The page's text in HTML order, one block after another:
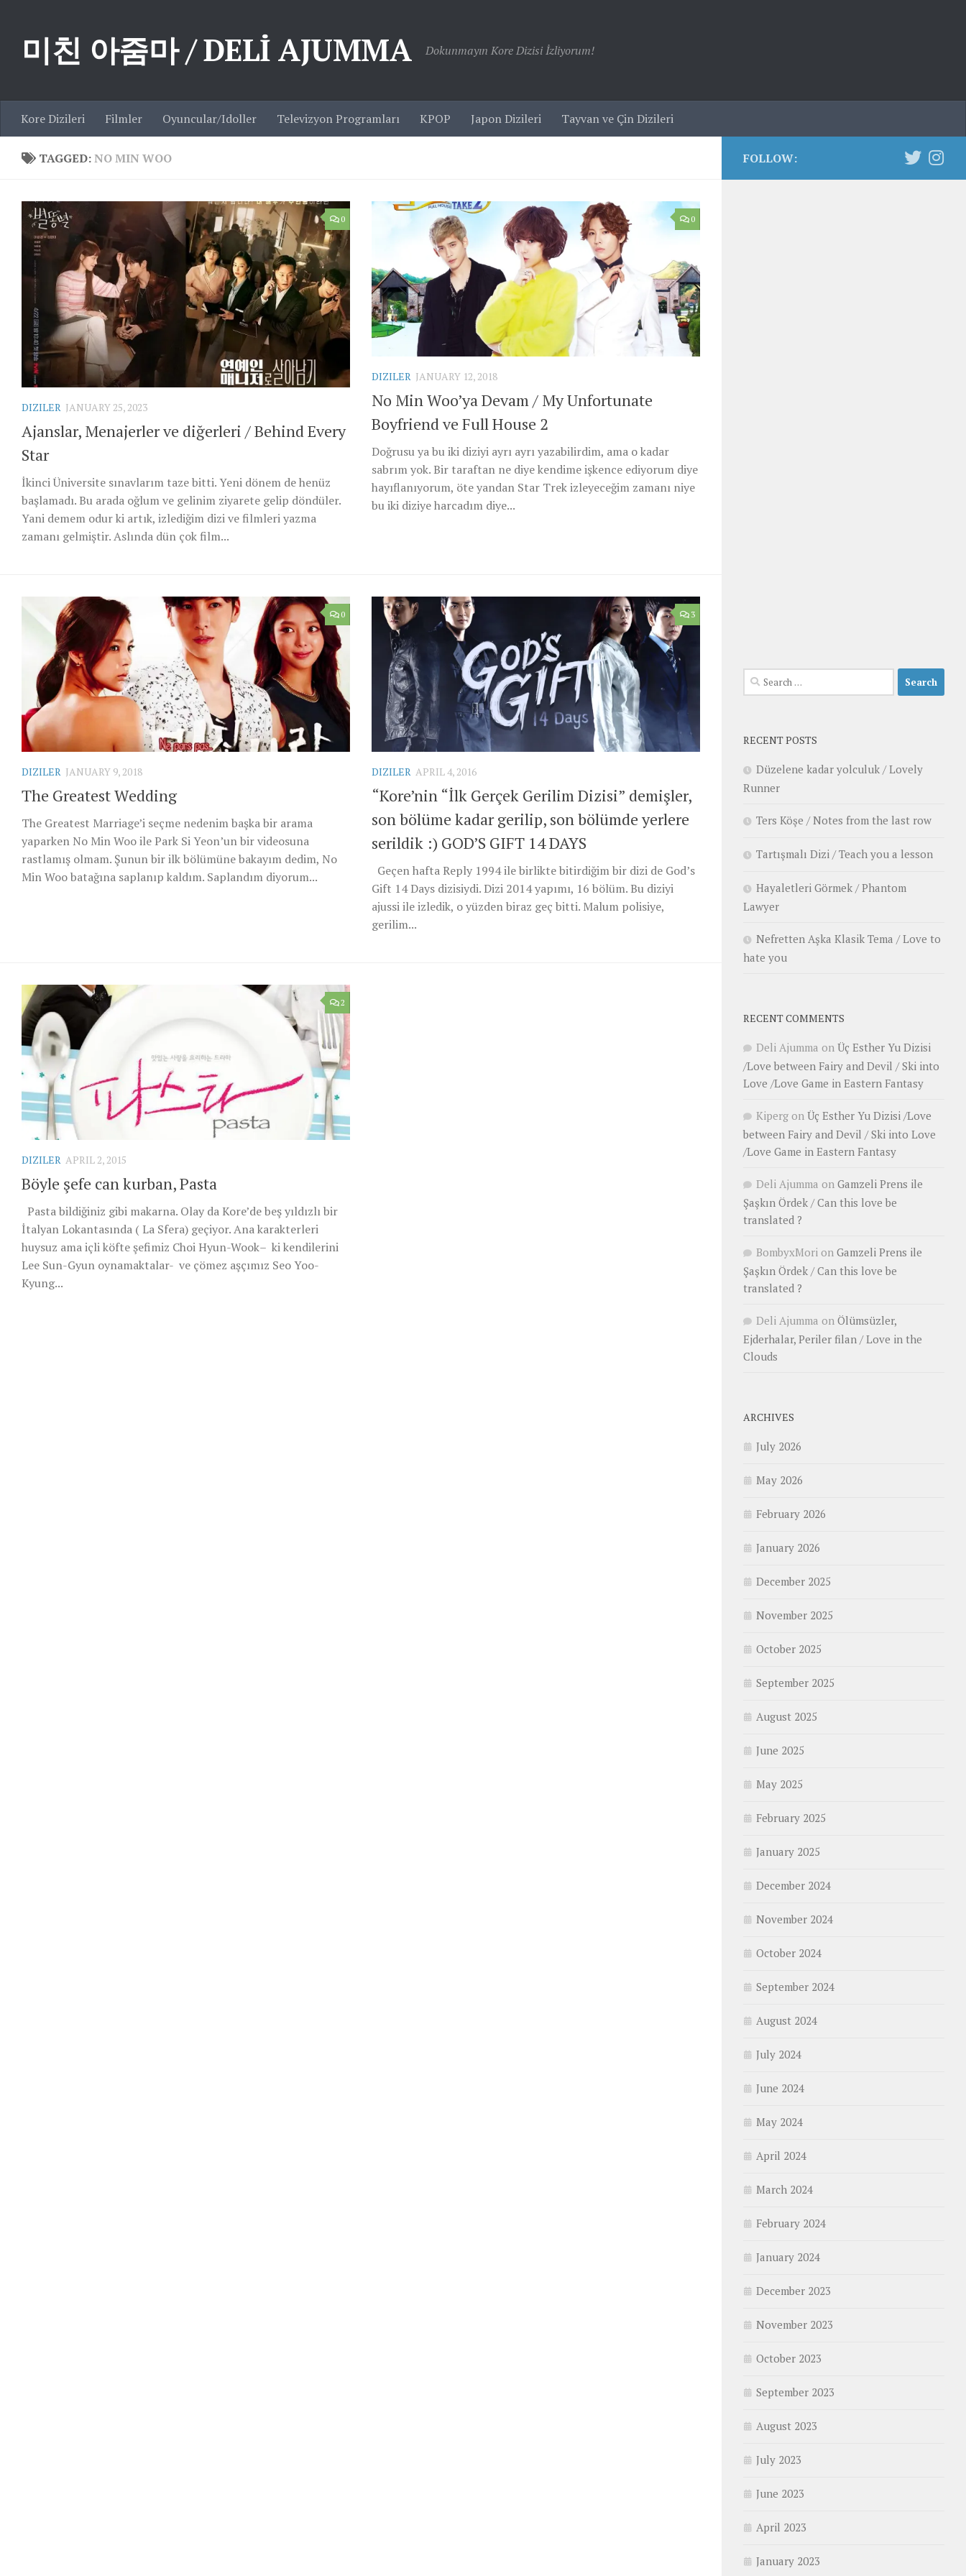
미친 아줌마 / DELİ AJUMMA Dokunmayın Kore Dizisi İzliyorum!
Kore Dizileri Filmler Oyuncular/Idoller Televizyon Programları KPOP Japon Dizileri Tayvan ve Çin Dizileri
TAGGED:NO MIN WOO
0
DIZILER JANUARY 25, 2023
Ajanslar, Menajerler ve diğerleri / Behind Every
Star
İkinci Üniversite sınavlarım taze bitti. Yeni dönem de henüz
başlamadı. Bu arada oğlum ve gelinim ziyarete gelip döndüler.
Yani demem odur ki artık, izlediğim dizi ve filmleri yazma
zamanı gelmiştir. Aslında dün çok film...
0
DIZILER JANUARY 12, 2018
No Min Woo’ya Devam / My Unfortunate
Boyfriend ve Full House 2
Doğrusu ya bu iki diziyi ayrı ayrı yazabilirdim, ama o kadar
sabrım yok. Bir taraftan ne diye kendime işkence ediyorum diye
hayıflanıyorum, öte yandan Star Trek izleyeceğim zamanı niye
bu iki diziye harcadım diye...
0
DIZILER JANUARY 9, 2018
The Greatest Wedding
The Greatest Marriage’i seçme nedenim başka bir arama
yaparken No Min Woo ile Park Si Yeon’un bir videosuna
rastlamış olmam. Şunun bir ilk bölümüne bakayım dedim, No
Min Woo batağına saplanıp kaldım. Saplandım diyorum...
3
DIZILER APRIL 4, 2016
“Kore’nin “İlk Gerçek Gerilim Dizisi” demişler,
son bölüme kadar gerilip, son bölümde yerlere
serildik :) GOD’S GIFT 14 DAYS
Geçen hafta Reply 1994 ile birlikte bitirdiğim bir dizi de God’s
Gift 14 Days dizisiydi. Dizi 2014 yapımı, 16 bölüm. Bu diziyi
ajussi ile izledik, o yüzden biraz geç bitti. Malum polisiye,
gerilim...
2
DIZILER APRIL 2, 2015
Böyle şefe can kurban, Pasta
Pasta bildiğiniz gibi makarna. Olay da Kore’de beş yıldızlı bir
İtalyan Lokantasında ( La Sfera) geçiyor. Ana karakterleri
huysuz ama içli köfte şefimiz Choi Hyun-Wook– ki kendilerini
Lee Sun-Gyun oynamaktalar- ve çömez aşçımız Seo Yoo-
Kyung...
FOLLOW:
Search
for:
RECENT POSTS
Düzelene kadar yolculuk / Lovely
Runner
Ters Köşe / Notes from the last row
Tartışmalı Dizi / Teach you a lesson
Hayaletleri Görmek / Phantom
Lawyer
Nefretten Aşka Klasik Tema / Love to
hate you
RECENT COMMENTS
Deli Ajumma on Üç Esther Yu Dizisi
/Love between Fairy and Devil / Ski into
Love /Love Game in Eastern Fantasy
Kiperg on Üç Esther Yu Dizisi /Love
between Fairy and Devil / Ski into Love
/Love Game in Eastern Fantasy
Deli Ajumma on Gamzeli Prens ile
Şaşkın Ördek / Can this love be
translated ?
BombyxMori on Gamzeli Prens ile
Şaşkın Ördek / Can this love be
translated ?
Deli Ajumma on Ölümsüzler,
Ejderhalar, Periler filan / Love in the
Clouds
ARCHIVES
July 2026
May 2026
February 2026
January 2026
December 2025
November 2025
October 2025
September 2025
August 2025
June 2025
May 2025
February 2025
January 2025
December 2024
November 2024
October 2024
September 2024
August 2024
July 2024
June 2024
May 2024
April 2024
March 2024
February 2024
January 2024
December 2023
November 2023
October 2023
September 2023
August 2023
July 2023
June 2023
April 2023
January 2023